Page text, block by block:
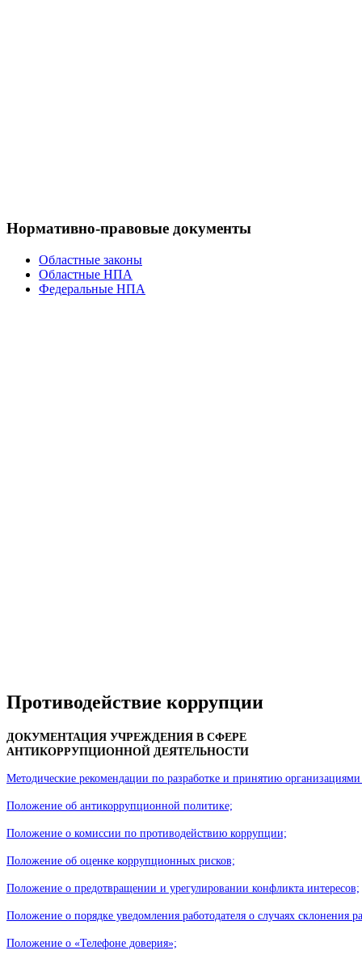
Нормативно-правовые документы
Областные законы
Областные НПА
Федеральные НПА
Противодействие коррупции
ДОКУМЕНТАЦИЯ УЧРЕЖДЕНИЯ В СФЕРЕ
АНТИКОРРУПЦИОННОЙ ДЕЯТЕЛЬНОСТИ
Методические рекомендации по разработке и принятию
Положение об антикоррупционной политике;
Положение о комиссии по противодействию коррупции;
Положение об оценке коррупционных рисков;
Положение о предотвращении и урегулировании конфликта интересов;
Положение о порядке уведомления работодателя о случаях
Положение о «Телефоне доверия»;